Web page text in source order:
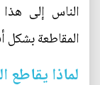
الناس إلى
المقاطعة بشكل
لماذا يقاطع